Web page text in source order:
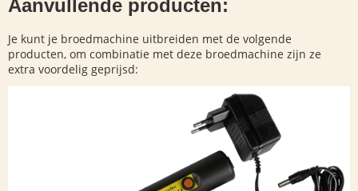
Aanvullende producten:
Je kunt je broedmachine uitbreiden met de volgende
producten, om combinatie met deze broedmachine zijn ze
extra voordelig geprijsd: